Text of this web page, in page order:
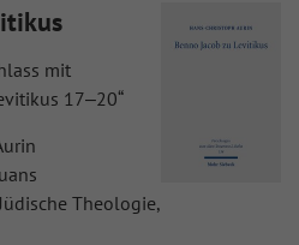
mit
17‒20“
Theologie,